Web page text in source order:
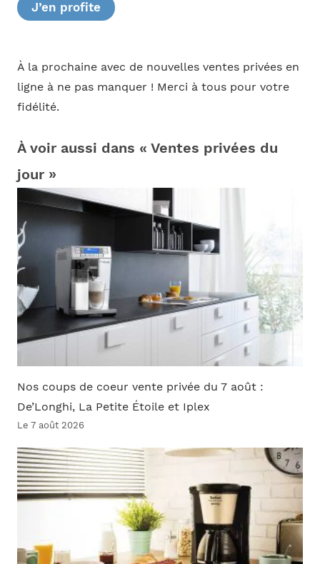
J’en profite
À la prochaine avec de nouvelles ventes privées en
ligne à ne pas manquer ! Merci à tous pour votre
fidélité.
À voir aussi dans « Ventes privées du
jour »
Nos coups de coeur vente privée du 7 août :
De’Longhi, La Petite Étoile et Iplex
Le 7 août 2026